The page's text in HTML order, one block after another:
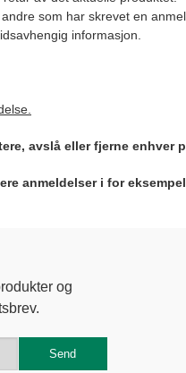
som har skrevet en
informasjon.
avslå eller fjerne
anmeldelser i for
og